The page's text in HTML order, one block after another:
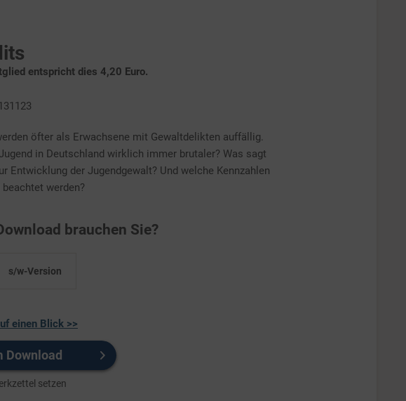
entspricht dies 4,20 Euro.
öfter als Erwachsene mit Gewaltdelikten auffällig.
in Deutschland wirklich immer brutaler? Was sagt
Entwicklung der Jugendgewalt? Und welche Kennzahlen
werden?
brauchen Sie?
s/w-Version
einen Blick >>
Download
setzen